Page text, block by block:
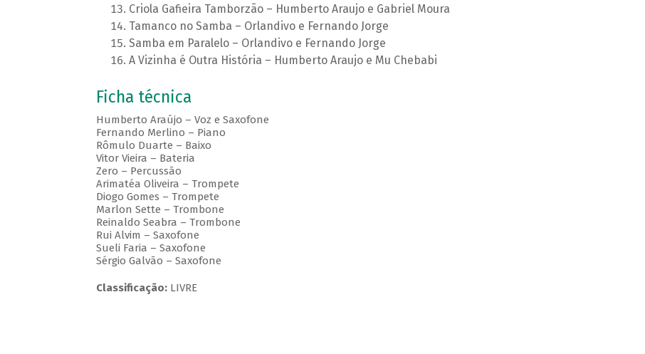
Criola Gafieira Tamborzão – Humberto Araujo e Gabriel Moura
Tamanco no Samba – Orlandivo e Fernando Jorge
Samba em Paralelo – Orlandivo e Fernando Jorge
A Vizinha é Outra História – Humberto Araujo e Mu Chebabi
Ficha técnica
Humberto Araújo – Voz e Saxofone
Fernando Merlino – Piano
Rômulo Duarte – Baixo
Vitor Vieira – Bateria
Zero – Percussão
Arimatéa Oliveira – Trompete
Diogo Gomes – Trompete
Marlon Sette – Trombone
Reinaldo Seabra – Trombone
Rui Alvim – Saxofone
Sueli Faria – Saxofone
Sérgio Galvão – Saxofone
Classificação:LIVRE